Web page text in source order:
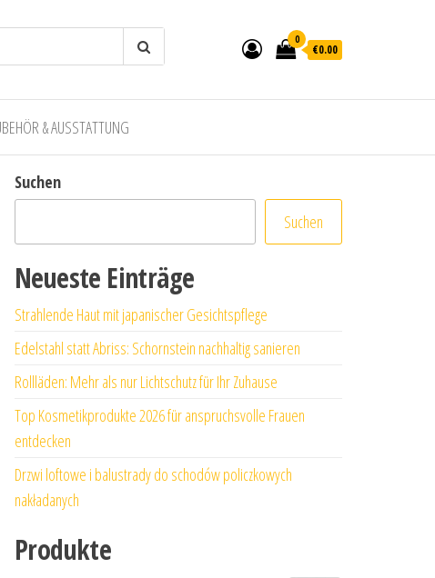
0
€0.00
& AUSSTATTUNG
Suchen
Suchen
Neueste Einträge
Strahlende Haut mit japanischer Gesichtspflege
Edelstahl statt Abriss: Schornstein nachhaltig sanieren
Rollläden: Mehr als nur Lichtschutz für Ihr Zuhause
Top Kosmetikprodukte 2026 für anspruchsvolle Frauen
entdecken
Drzwi loftowe i balustrady do schodów policzkowych
nakładanych
Produkte